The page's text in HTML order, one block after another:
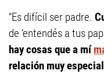
“Es difícil ser padre.
de ‘entendés a tus
hay cosas que a mí
relación muy